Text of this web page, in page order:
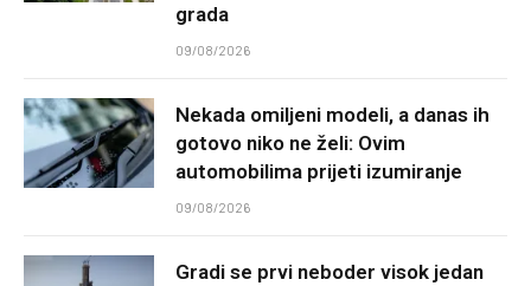
grada
09/08/2026
Nekada omiljeni modeli, a danas ih
gotovo niko ne želi: Ovim
automobilima prijeti izumiranje
09/08/2026
Gradi se prvi neboder visok jedan